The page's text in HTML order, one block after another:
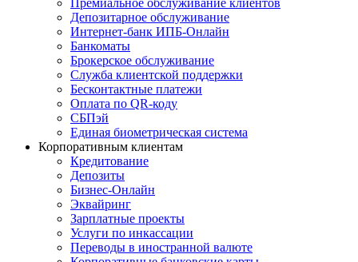
Премиальное обслуживание клиентов
Депозитарное обслуживание
Интернет-банк ИПБ-Онлайн
Банкоматы
Брокерское обслуживание
Служба клиентской поддержки
Бесконтактные платежи
Оплата по QR-коду
СБПэй
Единая биометрическая система
Корпоративным клиентам
Кредитование
Депозиты
Бизнес-Онлайн
Эквайринг
Зарплатные проекты
Услуги по инкассации
Переводы в иностранной валюте